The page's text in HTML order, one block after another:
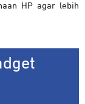
HP agar lebih